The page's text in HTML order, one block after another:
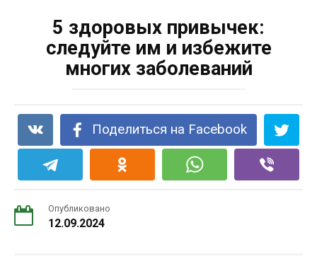
5 здоровых привычек:
следуйте им и избежите
многих заболеваний
Поделиться на Facebook
Опубликовано
12.09.2024